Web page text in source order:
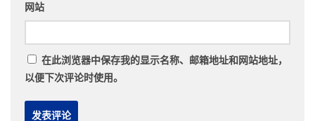
网站
在此浏览器中保存我的显示名称、邮箱地址和网站地址，
以便下次评论时使用。